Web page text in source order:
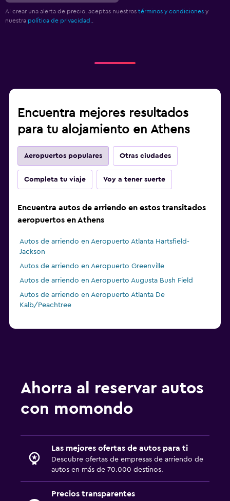
Al crear una alerta de precio, aceptas nuestros términos y condiciones y
nuestra política de privacidad..
Encuentra mejores resultados
para tu alojamiento en Athens
Aeropuertos populares Otras ciudades
Completa tu viaje Voy a tener suerte
Encuentra autos de arriendo en estos transitados
aeropuertos en Athens
Autos de arriendo en Aeropuerto Atlanta Hartsfield-
Jackson
Autos de arriendo en Aeropuerto Greenville
Autos de arriendo en Aeropuerto Augusta Bush Field
Autos de arriendo en Aeropuerto Atlanta De
Kalb/Peachtree
Ahorra al reservar autos
con momondo
Las mejores ofertas de autos para ti
Descubre ofertas de empresas de arriendo de
autos en más de 70.000 destinos.
Precios transparentes